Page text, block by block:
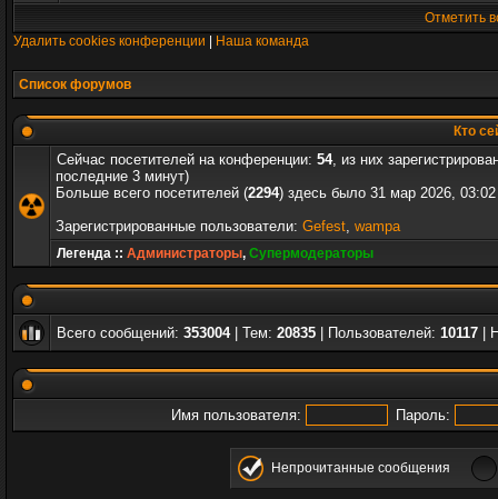
Отметить
Удалить cookies конференции
Наша команда
Список форумов
Кто
Сейчас посетителей на конференции: 54, из них
последние 3 минут)
Больше всего посетителей (2294) здесь было 31 мар 2026, 03:02
Зарегистрированные пользователи: Gefest, wampa
Легенда :: Администраторы, Супермодераторы
Всего сообщений: 353004| Тем: 20835 | Пользователей: 10117 |
Имя пользователя: Пароль:
Непрочитанные сообщения